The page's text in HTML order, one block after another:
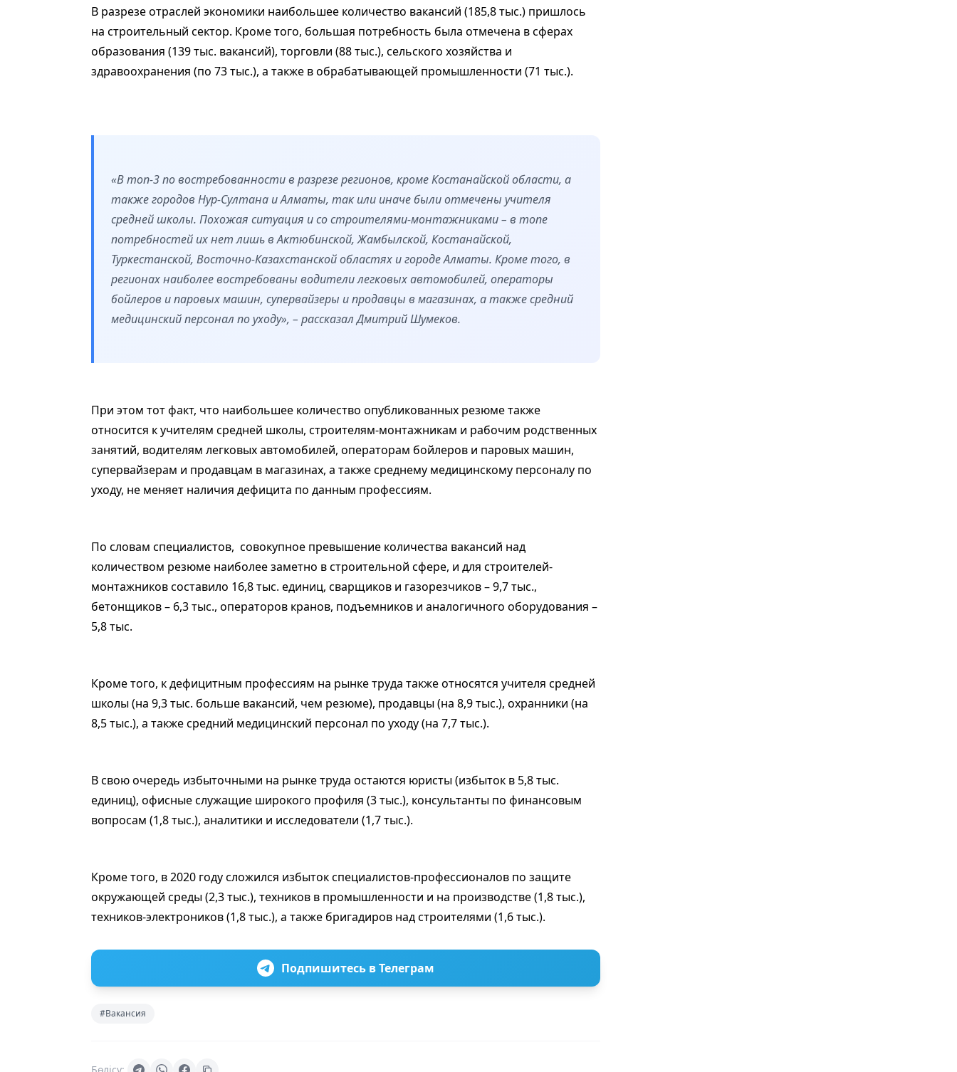
В разрезе отраслей экономики наибольшее количество вакансий (185,8 тыс.) пришлось
на строительный сектор. Кроме того, большая потребность была отмечена в сферах
образования (139 тыс. вакансий), торговли (88 тыс.), сельского хозяйства и
здравоохранения (по 73 тыс.), а также в обрабатывающей промышленности (71 тыс.).
«В топ-3 по востребованности в разрезе регионов, кроме Костанайской области, а
также городов Нур-Султана и Алматы, так или иначе были отмечены учителя
средней школы. Похожая ситуация и со строителями-монтажниками – в топе
потребностей их нет лишь в Актюбинской, Жамбылской, Костанайской,
Туркестанской, Восточно-Казахстанской областях и городе Алматы. Кроме того, в
регионах наиболее востребованы водители легковых автомобилей, операторы
бойлеров и паровых машин, супервайзеры и продавцы в магазинах, а также средний
медицинский персонал по уходу», – рассказал Дмитрий Шумеков.
При этом тот факт, что наибольшее количество опубликованных резюме также
относится к учителям средней школы, строителям-монтажникам и рабочим родственных
занятий, водителям легковых автомобилей, операторам бойлеров и паровых машин,
супервайзерам и продавцам в магазинах, а также среднему медицинскому персоналу по
уходу, не меняет наличия дефицита по данным профессиям.
По словам специалистов, совокупное превышение количества вакансий над
количеством резюме наиболее заметно в строительной сфере, и для строителей-
монтажников составило 16,8 тыс. единиц, сварщиков и газорезчиков – 9,7 тыс.,
бетонщиков – 6,3 тыс., операторов кранов, подъемников и аналогичного оборудования –
5,8 тыс.
Кроме того, к дефицитным профессиям на рынке труда также относятся учителя средней
школы (на 9,3 тыс. больше вакансий, чем резюме), продавцы (на 8,9 тыс.), охранники (на
8,5 тыс.), а также средний медицинский персонал по уходу (на 7,7 тыс.).
В свою очередь избыточными на рынке труда остаются юристы (избыток в 5,8 тыс.
единиц), офисные служащие широкого профиля (3 тыс.), консультанты по финансовым
вопросам (1,8 тыс.), аналитики и исследователи (1,7 тыс.).
Кроме того, в 2020 году сложился избыток специалистов-профессионалов по защите
окружающей среды (2,3 тыс.), техников в промышленности и на производстве (1,8 тыс.),
техников-электроников (1,8 тыс.), а также бригадиров над строителями (1,6 тыс.).
Подпишитесь в Телеграм
#Вакансия